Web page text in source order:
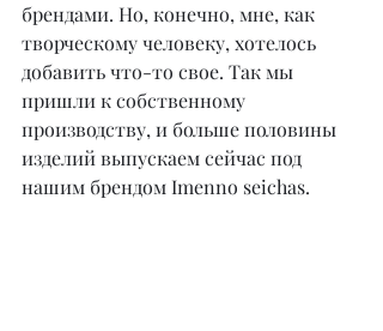
брендами. Но, конечно, мне, как
творческому человеку, хотелось
добавить что-то свое. Так мы
пришли к собственному
производству, и больше половины
изделий выпускаем сейчас под
нашим брендом Imenno seichas.